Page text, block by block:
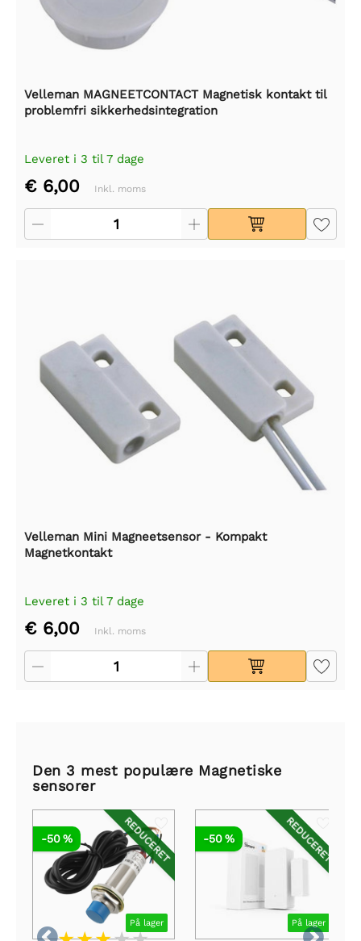
Velleman MAGNEETCONTACT Magnetisk kontakt til
problemfri sikkerhedsintegration
Leveret i 3 til 7 dage
€ 6,00 Inkl. moms
Velleman Mini Magneetsensor - Kompakt
Magnetkontakt
Leveret i 3 til 7 dage
€ 6,00 Inkl. moms
Den 3 mest populære Magnetiske
sensorer
REDUCERET
På lager
-50 % REDUCERET
På lager
-50 %